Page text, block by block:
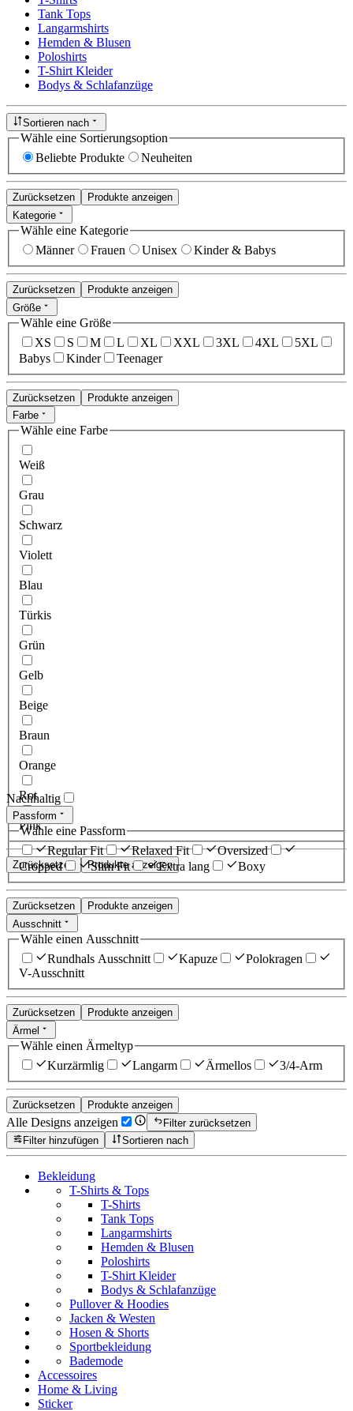
Tank Tops
Langarmshirts
Hemden & Blusen
Poloshirts
T-Shirt Kleider
Bodys & Schlafanzüge
Sortieren nach
Wähle eine Sortierungsoption
Beliebte Produkte
Neuheiten
Zurücksetzen
Produkte anzeigen
Kategorie
Wähle eine Kategorie
Männer
Frauen Unisex Kinder & Babys
Zurücksetzen
Produkte anzeigen
Größe
Wähle eine Größe
XS
S M L XL XXL 3XL 4XL
5XL
Babys
Kinder Teenager
Zurücksetzen
Produkte anzeigen
Farbe
Wähle eine Farbe
Weiß
Grau
Schwarz
Violett
Blau
Türkis
Grün
Gelb
Beige
Braun
Orange
Rot
Pink
Zurücksetzen Produkte anzeigen
Nachhaltig
Passform
Wähle eine Passform
Regular Fit
Relaxed Fit
Oversized
Cropped
Slim Fit Extra lang Boxy
Zurücksetzen
Produkte anzeigen
Ausschnitt
Wähle einen Ausschnitt
Rundhals Ausschnitt
Kapuze
Polokragen
V-Ausschnitt
Zurücksetzen
Produkte anzeigen
Ärmel
Wähle einen Ärmeltyp
Kurzärmlig
Langarm Ärmellos 3/4-Arm
Zurücksetzen Produkte anzeigen
Alle Designs anzeigen
Filter zurücksetzen
Filter hinzufügen
Sortieren nach
Bekleidung
T-Shirts & Tops
T-Shirts
Tank Tops
Langarmshirts
Hemden & Blusen
Poloshirts
T-Shirt Kleider
Bodys & Schlafanzüge
Pullover & Hoodies
Jacken & Westen
Hosen & Shorts
Sportbekleidung
Bademode
Accessoires
Home & Living
Sticker